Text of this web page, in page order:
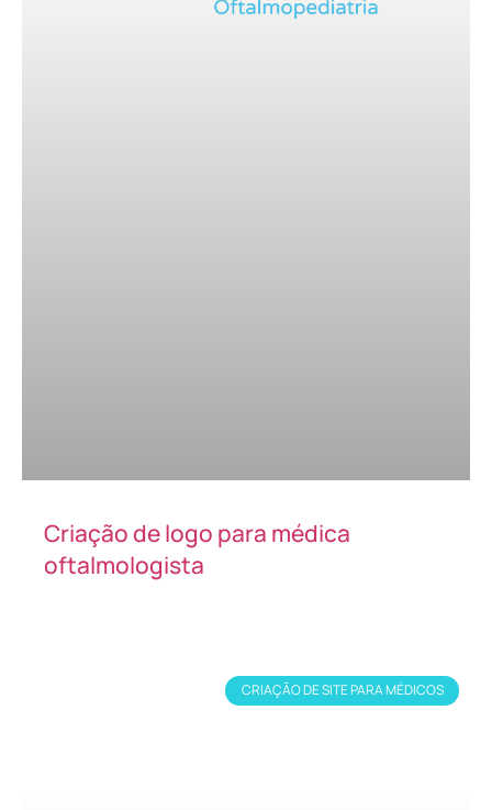
Criação de logo para médica
oftalmologista
CRIAÇÃO DE SITE PARA MÉDICOS